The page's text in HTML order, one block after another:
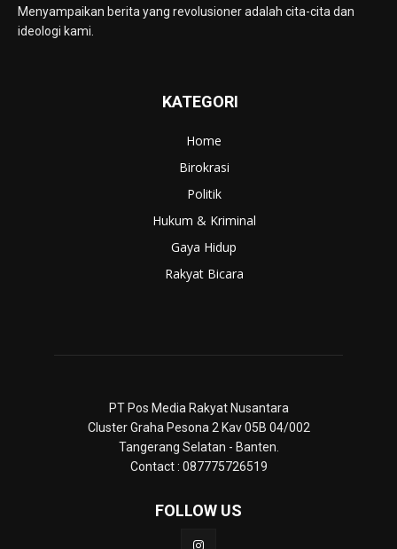
Menyampaikan berita yang revolusioner adalah cita-cita dan
ideologi kami.
KATEGORI
Home
Birokrasi
Politik
Hukum & Kriminal
Gaya Hidup
Rakyat Bicara
PT Pos Media Rakyat Nusantara
Cluster Graha Pesona 2 Kav 05B 04/002
Tangerang Selatan - Banten.
Contact : 087775726519
FOLLOW US